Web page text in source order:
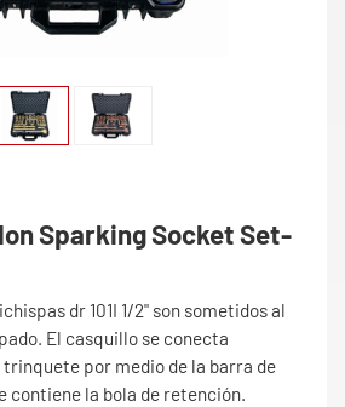
Sparking Socket Set-
dr 101I 1/2" son sometidos al
El casquillo se conecta
por medio de la barra de
contiene la bola de retención.